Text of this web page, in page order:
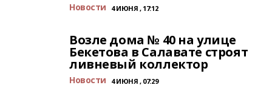
Новости 4 ИЮНЯ , 17:12
Возле дома № 40 на улице
Бекетова в Салавате строят
ливневый коллектор
Новости 4 ИЮНЯ , 07:29